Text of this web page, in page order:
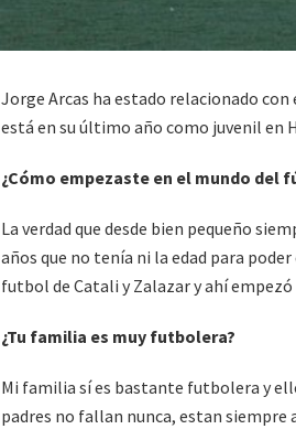
Jorge Arcas ha estado relacionado
está en su último año como juvenil en
¿Cómo empezaste en el mundo del
La verdad que desde bien pequeño
años que no tenía ni la edad para
futbol de Catali y Zalazar y ahí
¿Tu familia es muy futbolera?
Mi familia sí es bastante futbolera y
padres no fallan nunca, estan siempre